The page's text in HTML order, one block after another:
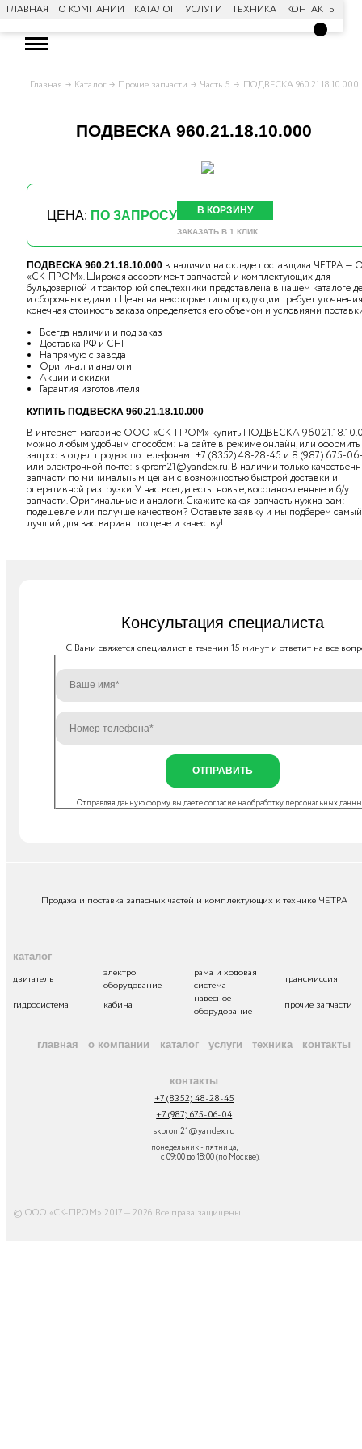
ГЛАВНАЯ О КОМПАНИИ КАТАЛОГ УСЛУГИ ТЕХНИКА КОНТАКТЫ
Главная Каталог Прочие запчасти Часть 5 ПОДВЕСКА 960.21.18.10.000
ПОДВЕСКА 960.21.18.10.000
ЦЕНА: ПО ЗАПРОСУ В КОРЗИНУ
ЗАКАЗАТЬ В 1 КЛИК
ПОДВЕСКА 960.21.18.10.000в наличии на складе поставщика ЧЕТРА
«СК-ПРОМ». Широкая ассортимент запчастей и комплектующих для
бульдозерной и тракторной спецтехники представлена в нашем каталоге
и сборочных единиц. Цены на некоторые типы продукции требует
конечная стоимость заказа определяется его объемом и условиями
Всегда наличии и под заказ
Доставка РФ и СНГ
Напрямую с завода
Оригинал и аналоги
Акции и скидки
Гарантия изготовителя
КУПИТЬ ПОДВЕСКА 960.21.18.10.000
В интернет-магазине ООО «СК-ПРОМ» купить ПОДВЕСКА
можно любым удобным способом: на сайте в режиме онлайн, или оформить
запрос в отдел продаж по телефонам: +7 (8352) 48-28-45 и 8 (987) 675-
или электронной почте: skprom21@yandex.ru. В наличии только
запчасти по минимальным ценам с возможностью быстрой доставки и
оперативной разгрузки. У нас всегда есть: новые, восстановленные и б/у
запчасти. Оригинальные и аналоги. Скажите какая запчасть нужна вам:
подешевле или получше качеством? Оставьте заявку и мы подберем самый
лучший для вас вариант по цене и качеству!
Консультация специалиста
C Вами свяжется специалист в течении 15 минут и ответит на все
ОТПРАВИТЬ
Отправляя данную форму вы даете согласие наобработку персональных
Продажа и поставка запасных частей и комплектующих к технике ЧЕТРА
каталог
двигатель
электро
оборудование
рама и ходовая
система
трансмиссия
гидросистема
кабина
навесное
оборудование
прочие запчасти
главная о компании каталог услуги техника контакты
контакты
+7 (8352) 48-28-45
+7 (987) 675-06-04
skprom21@yandex.ru
понедельник - пятница,
с 09:00 до 18:00 (по Москве).
© ООО «СК-ПРОМ» 2017 — 2026. Все права защищены